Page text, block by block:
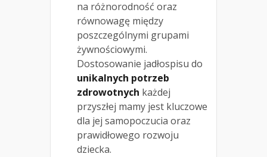
na różnorodność oraz
równowagę między
poszczególnymi grupami
żywnościowymi.
Dostosowanie jadłospisu do
unikalnych potrzeb
zdrowotnych każdej
przyszłej mamy jest kluczowe
dla jej samopoczucia oraz
prawidłowego rozwoju
dziecka.